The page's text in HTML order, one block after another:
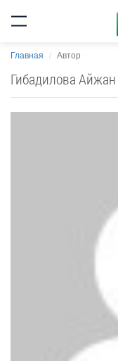
Главная Автор
Гибадилова